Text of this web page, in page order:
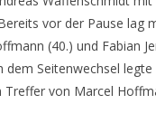
vor der Pause lag
(40.) und Fabian
dem Seitenwechsel
Treffer von Marcel